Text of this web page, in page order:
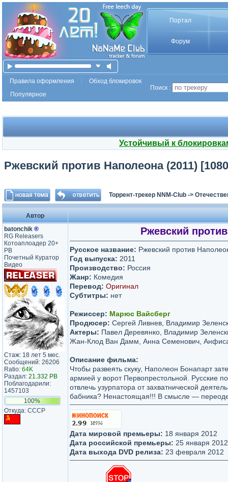
Портал
Форум
Правила оформления
Обход блокировок
Популярное
Поиск :
Устойчивый к
Ржевский против Наполеона (2011)
Торрент-трекер NNM-Club ->
Автор
batonchik ®
RG Releasers
Котоаплоадер 20+
PB
Почетный Куратор
Видео
Стаж: 18 лет 5 мес.
Сообщений: 26206
Ratio: 64K
Раздал: 21.332 PB
Поблагодарили:
1457103
100%
Откуда: СССР
Ржевский
Русское название: Ржевский против
Год выпуска: 2011
Производство: Россия
Жанр: Комедия
Перевод: Оригинал
Субтитры: нет
Режиссер: Марюс Вайсберг
Продюсер: Сергей Ливнев, Владимир
Актеры: Павел Деревянко, Владимир
Жан-Клод Ван Дамм, Анна Семенович,
Описание фильма:
Чтобы развеять скуку, Наполеон Бонапарт
армией у ворот Первопрестольной. Русские
отвлечь узурпатора от захватнической
бабника? Ненастоящая!!! В смысле —
Дата мировой премьеры: 18 января 2012
Дата российской премьеры: 25 января 2012
Дата выхода DVD релиза: 23 февраля 2012